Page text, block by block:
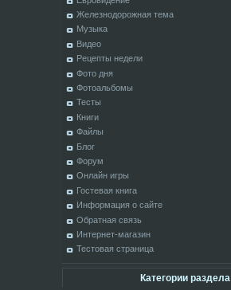
Железнодорожная тема
Музыка
Видео
Рецепты недели
Фото дня
Фотоальбомы
Тесты
Книги
Файлы
Блог
Форум
Онлайн игры
Гостевая книга
Информация о сайте
Обратная связь
Интернет-магазин
Тестовая страница
Категории раздела